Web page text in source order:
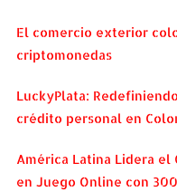
El comercio exterior
criptomonedas
LuckyPlata:
crédito personal en
América Latina Lidera
en Juego Online con